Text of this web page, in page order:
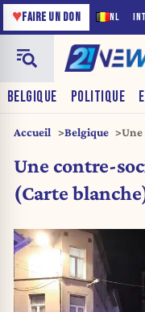
NL
♥FAIRE UN DON
BELGIQUE POLITIQUE
Accueil Belgique
Une
Une contre-
(Carte